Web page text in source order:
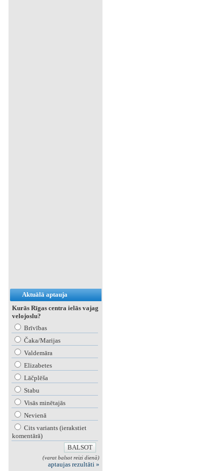
Aktuālā aptauja
Kurās Rīgas centra ielās vajag
velojoslu?
Brīvības
Čaka/Marijas
Valdemāra
Elizabetes
Lāčplēša
Stabu
Visās minētajās
Nevienā
Cits variants (ierakstiet
komentārā)
(varat balsot reizi dienā)
aptaujas rezultāti »